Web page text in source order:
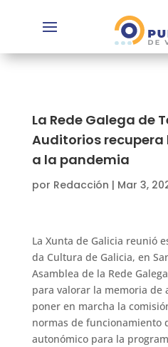
La Rede Galega de
Auditorios
a la pandemia
por Redacción | Mar 3,
La Xunta de Galicia reunió
da Cultura de Galicia, en
Asamblea de la Rede
para valorar la memoria de
poner en marcha la
normas de funcionamiento
autonómico para la